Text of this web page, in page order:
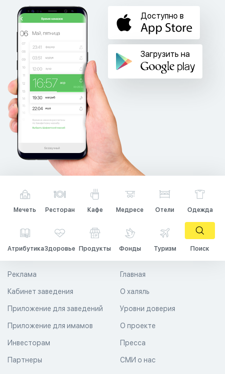
Доступно в
Загрузить на
Мечеть Ресторан Кафе Медресе Отели Одежда
АтрибутикаЗдоровье Продукты Фонды Туризм Поиск
Главная
О халяль
Уровни доверия
Реклама
Кабинет заведения
Приложение для заведений
Приложение для имамов О проекте
Пресса
СМИ о нас
Инвесторам
Партнеры